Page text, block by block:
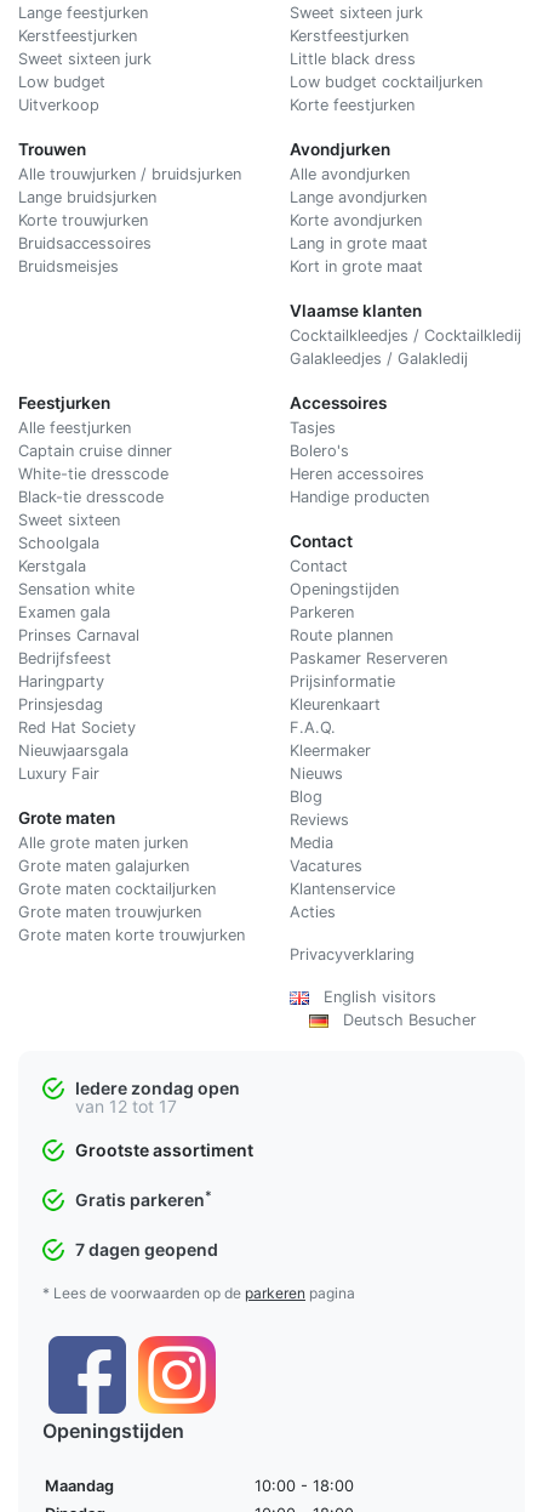
Lange feestjurken
Kerstfeestjurken
Sweet sixteen jurk
Low budget
Uitverkoop
Trouwen
Alle trouwjurken / bruidsjurken
Lange bruidsjurken
Korte trouwjurken
Bruidsaccessoires
Bruidsmeisjes
Sweet sixteen jurk
Kerstfeestjurken
Little black dress
Low budget cocktailjurken
Korte feestjurken
Avondjurken
Alle avondjurken
Lange avondjurken
Korte avondjurken
Lang in grote maat
Kort in grote maat
Vlaamse klanten
Cocktailkleedjes / Cocktailkledij
Galakleedjes / Galakledij
Feestjurken
Alle feestjurken
Captain cruise dinner
White-tie dresscode
Black-tie dresscode
Sweet sixteen
Schoolgala
Kerstgala
Sensation white
Examen gala
Prinses Carnaval
Bedrijfsfeest
Haringparty
Prinsjesdag
Red Hat Society
Nieuwjaarsgala
Luxury Fair
Grote maten
Alle grote maten jurken
Grote maten galajurken
Grote maten cocktailjurken
Grote maten trouwjurken
Grote maten korte trouwjurken
Accessoires
Tasjes
Bolero's
Heren accessoires
Handige producten
Contact
Contact
Openingstijden
Parkeren
Route plannen
Paskamer Reserveren
Prijsinformatie
Kleurenkaart
F.A.Q.
Kleermaker
Nieuws
Blog
Reviews
Media
Vacatures
Klantenservice
Acties
Privacyverklaring
English visitors
Deutsch Besucher
Iedere zondag open
van 12 tot 17
Grootste assortiment
Gratis parkeren*
7 dagen geopend
* Lees de voorwaarden op de parkeren pagina
Openingstijden
Maandag
10:00 - 18:00